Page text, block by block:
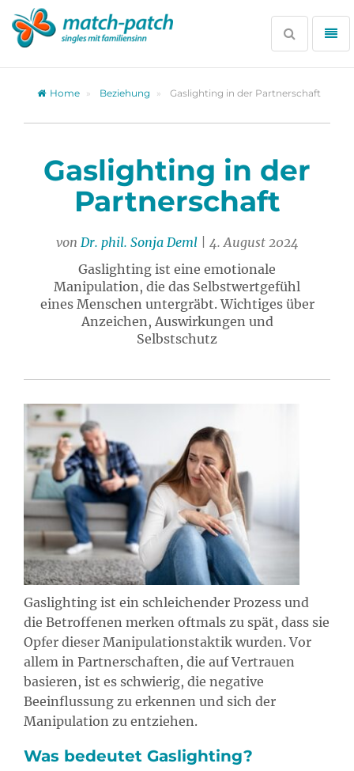
Zur
Partnersuche
Suche
öffnen
Home Beziehung Gaslighting in der Partnerschaft
Gaslighting in der
Partnerschaft
von Dr. phil. Sonja Deml| 4. August 2024
Gaslighting ist eine emotionale
Manipulation, die das Selbstwertgefühl
eines Menschen untergräbt. Wichtiges über
Anzeichen, Auswirkungen und
Selbstschutz
Gaslighting ist ein schleichender Prozess und
die Betroffenen merken oftmals zu spät, dass sie
Opfer dieser Manipulationstaktik wurden. Vor
allem in Partnerschaften, die auf Vertrauen
basieren, ist es schwierig, die negative
Beeinflussung zu erkennen und sich der
Manipulation zu entziehen.
Was bedeutet Gaslighting?